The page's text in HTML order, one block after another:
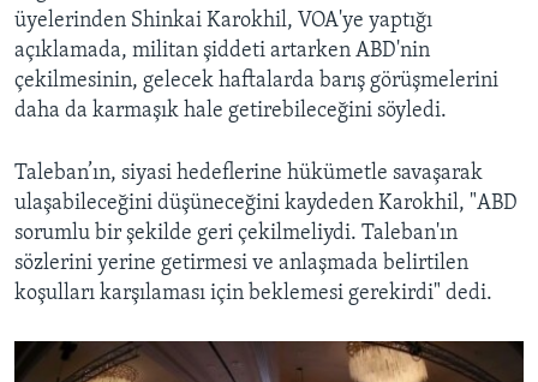
üyelerinden Shinkai Karokhil, VOA'ye yaptığı
açıklamada, militan şiddeti artarken ABD'nin
çekilmesinin, gelecek haftalarda barış görüşmelerini
daha da karmaşık hale getirebileceğini söyledi.
Taleban’ın, siyasi hedeflerine hükümetle savaşarak
ulaşabileceğini düşüneceğini kaydeden Karokhil, "ABD
sorumlu bir şekilde geri çekilmeliydi. Taleban'ın
sözlerini yerine getirmesi ve anlaşmada belirtilen
koşulları karşılaması için beklemesi gerekirdi" dedi.